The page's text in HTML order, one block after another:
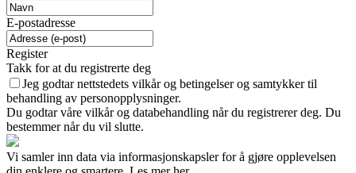
E-postadresse
Register
Takk for at du registrerte deg
Jeg godtar nettstedets vilkår og betingelser og samtykker til
behandling av personopplysninger.
Du godtar våre vilkår og databehandling når du registrerer deg. Du
bestemmer når du vil slutte.
Vi samler inn data via informasjonskapsler for å gjøre opplevelsen